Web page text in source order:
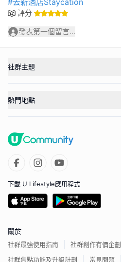
#去新酒店Staycation
評分
發表第一個留言...
社群主題
熱門地點
下載 U Lifestyle應用程式
關於
社群最強使用指南
社群創作有價企劃
社群焦點功能及升級計劃
常見問題